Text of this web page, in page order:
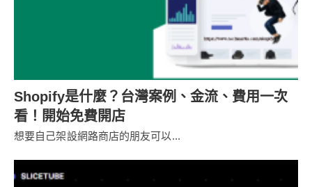
Shopify是什麼？台灣案例、金流、費用一次
看！開始免費開店
想要自己架設網路商店的朋友可以...